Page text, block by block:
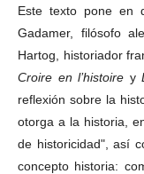
Este texto pone en
Gadamer, filósofo
Hartog, historiador
Croire en l’histoire y
reflexión sobre la
otorga a la historia,
de historicidad", así
concepto historia: